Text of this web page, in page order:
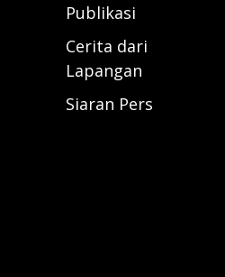
Publikasi
Cerita dari
Lapangan
Siaran Pers